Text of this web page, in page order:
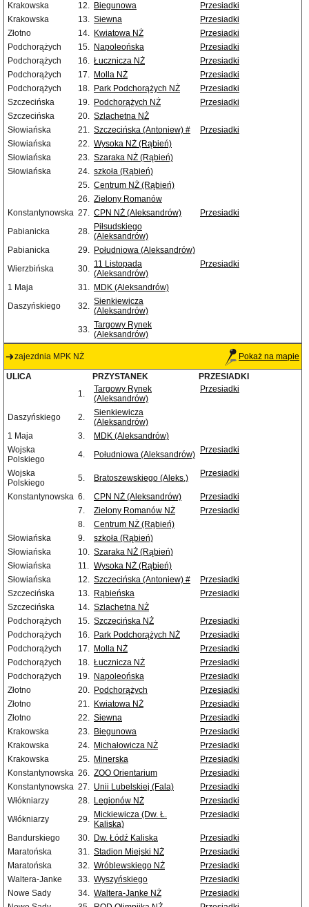
Krakowska
12. Biegunowa
Przesiadki
Krakowska
13. Siewna
Przesiadki
Złotno
14. Kwiatowa NŻ
Przesiadki
Podchorążych
15. Napoleońska
Przesiadki
Podchorążych
16. Łucznicza NŻ
Przesiadki
Podchorążych
17. Molla NŻ
Przesiadki
Podchorążych
18. Park Podchorążych NŻ
Przesiadki
Szczecińska
19. Podchorążych NŻ
Przesiadki
Szczecińska
20. Szlachetna NŻ
Słowiańska
21. Szczecińska (Antoniew) #
Przesiadki
Słowiańska
22. Wysoka NŻ (Rąbień)
Słowiańska
23. Szaraka NŻ (Rąbień)
Słowiańska
24. szkoła (Rąbień)
25. Centrum NŻ (Rąbień)
26. Zielony Romanów
Konstantynowska 27. CPN NŻ (Aleksandrów)
Przesiadki
Pabianicka
28. Piłsudskiego
(Aleksandrów)
Pabianicka
29. Południowa (Aleksandrów)
Wierzbińska
30. 11 Listopada
(Aleksandrów)
Przesiadki
1 Maja 31. MDK (Aleksandrów)
Daszyńskiego
32. Sienkiewicza
(Aleksandrów)
33. Targowy Rynek
(Aleksandrów)
zajezdnia MPK NŻ Pokaż na mapie
ULICA PRZYSTANEK
PRZESIADKI
1.
Targowy Rynek
(Aleksandrów)
Przesiadki
Daszyńskiego 2.
Sienkiewicza
(Aleksandrów)
1 Maja
3.
MDK (Aleksandrów)
Wojska
Polskiego
4. Południowa (Aleksandrów) Przesiadki
Wojska
Polskiego
5. Bratoszewskiego (Aleks.) Przesiadki
Konstantynowska 6. CPN NŻ (Aleksandrów)
Przesiadki
7.
Zielony Romanów NŻ
Przesiadki
8.
Centrum NŻ (Rąbień)
Słowiańska
9.
szkoła (Rąbień)
Słowiańska
10. Szaraka NŻ (Rąbień)
Słowiańska
11. Wysoka NŻ (Rąbień)
Słowiańska
12. Szczecińska (Antoniew) #
Przesiadki
Szczecińska
13. Rąbieńska
Przesiadki
Szczecińska
14. Szlachetna NŻ
Podchorążych
15. Szczecińska NŻ
Przesiadki
Podchorążych
16. Park Podchorążych NŻ
Przesiadki
Podchorążych
17. Molla NŻ
Przesiadki
Podchorążych
18. Łucznicza NŻ
Przesiadki
Podchorążych
19. Napoleońska
Przesiadki
Złotno
20. Podchorążych
Przesiadki
Złotno
21. Kwiatowa NŻ
Przesiadki
Złotno
22. Siewna
Przesiadki
Krakowska
23. Biegunowa
Przesiadki
Krakowska
24. Michałowicza NŻ
Przesiadki
Krakowska
25. Minerska
Przesiadki
Konstantynowska 26. ZOO Orientarium
Przesiadki
Konstantynowska 27. Unii Lubelskiej (Fala)
Przesiadki
Włókniarzy
28. Legionów NŻ
Przesiadki
Włókniarzy
29. Mickiewicza (Dw. Ł.
Kaliska)
Przesiadki
Bandurskiego 30. Dw. Łódź Kaliska
Przesiadki
Maratońska
31. Stadion Miejski NŻ
Przesiadki
Maratońska
32. Wróblewskiego NŻ
Przesiadki
Waltera-Janke
33. Wyszyńskiego
Przesiadki
Nowe Sady
34. Waltera-Janke NŻ
Przesiadki